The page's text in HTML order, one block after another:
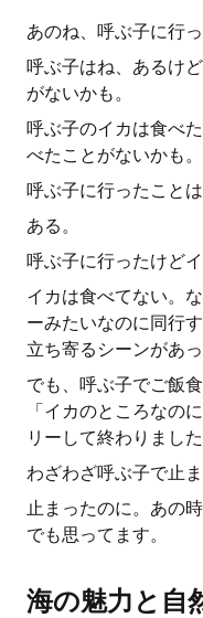
あのね、呼ぶ子に行
呼ぶ子はね、あるけ
がないかも。
呼ぶ子のイカは食べ
べたことがないかも。
呼ぶ子に行ったこと
ある。
呼ぶ子に行ったけど
イカは食べてない。
ーみたいなのに同行
立ち寄るシーンがあ
でも、呼ぶ子でご飯
「イカのところなの
リーして終わりました
わざわざ呼ぶ子で止
止まったのに。あの
でも思ってます。
海の魅力と自